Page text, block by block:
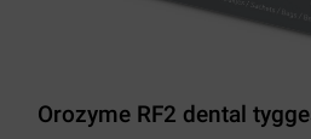
Orozyme RF2 dental